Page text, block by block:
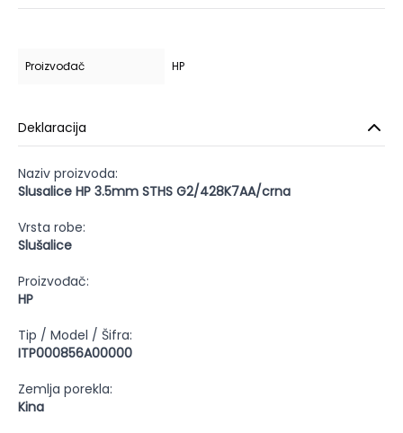
Proizvođač HP
Deklaracija
Naziv proizvoda:
Slusalice HP 3.5mm STHS G2/428K7AA/crna
Vrsta robe:
Slušalice
Proizvođač:
HP
Tip / Model / Šifra:
ITP000856A00000
Zemlja porekla:
Kina